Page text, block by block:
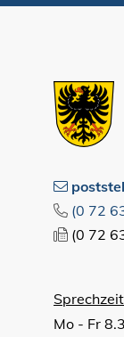
(0 72
(0 72
Mo - Fr